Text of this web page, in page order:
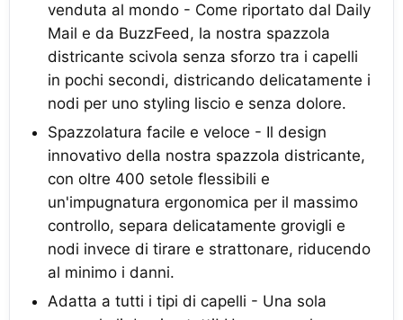
venduta al mondo - Come riportato dal Daily
Mail e da BuzzFeed, la nostra spazzola
districante scivola senza sforzo tra i capelli
in pochi secondi, districando delicatamente i
nodi per uno styling liscio e senza dolore.
Spazzolatura facile e veloce - Il design
innovativo della nostra spazzola districante,
con oltre 400 setole flessibili e
un'impugnatura ergonomica per il massimo
controllo, separa delicatamente grovigli e
nodi invece di tirare e strattonare, riducendo
al minimo i danni.
Adatta a tutti i tipi di capelli - Una sola